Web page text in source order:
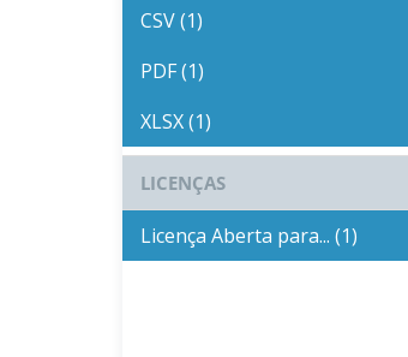
CSV (1)
PDF (1)
XLSX (1)
LICENÇAS
Licença Aberta para... (1)